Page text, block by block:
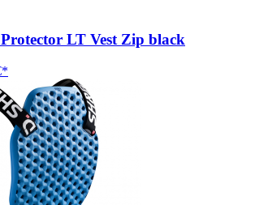
LT Vest Zip black